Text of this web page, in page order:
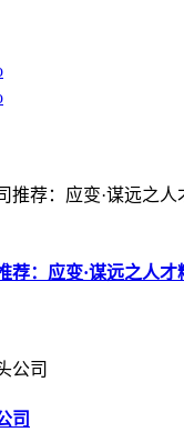
荐：应变·谋远之人
司